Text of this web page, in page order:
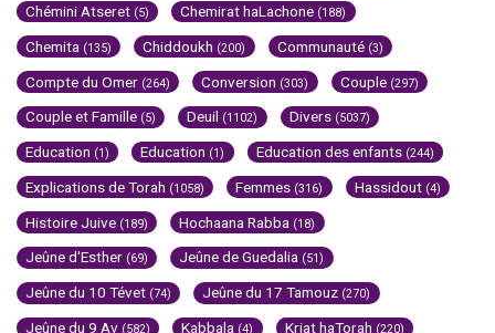
Chémini Atseret (5) Chemirat haLachone (188)
Chemita (135) Chiddoukh (200) Communauté (3)
Compte du Omer (264) Conversion (303) Couple (297)
Couple et Famille (5) Deuil (1102) Divers (5037)
Education (1) Education (1) Education des enfants (244)
Explications de Torah (1058) Femmes (316) Hassidout (4)
Histoire Juive (189) Hochaana Rabba (18)
Jeûne d'Esther (69) Jeûne de Guedalia (51)
Jeûne du 10 Tévet (74) Jeûne du 17 Tamouz (270)
Jeûne du 9 Av (582) Kabbala (4) Kriat haTorah (220)